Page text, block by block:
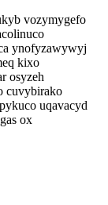
vozymygefo
ynofyzawywyj
kixo
osyzeh
cuvybirako
uqavacyd
ox